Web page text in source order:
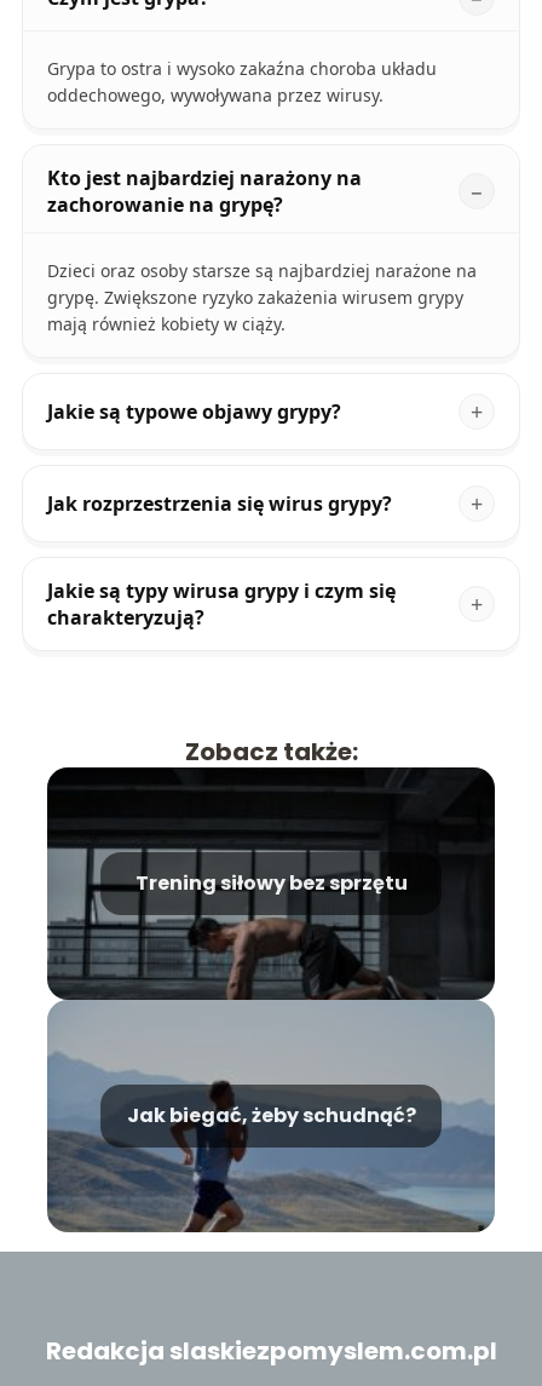
Grypa to ostra i wysoko zakaźna choroba układu
oddechowego, wywoływana przez wirusy.
Kto jest najbardziej narażony na
zachorowanie na grypę?
Dzieci oraz osoby starsze są najbardziej narażone na
grypę. Zwiększone ryzyko zakażenia wirusem grypy
mają również kobiety w ciąży.
Jakie są typowe objawy grypy?
Jak rozprzestrzenia się wirus grypy?
Jakie są typy wirusa grypy i czym się
charakteryzują?
Zobacz także:
Trening siłowy bez sprzętu
Jak biegać, żeby schudnąć?
Redakcja slaskiezpomyslem.com.pl